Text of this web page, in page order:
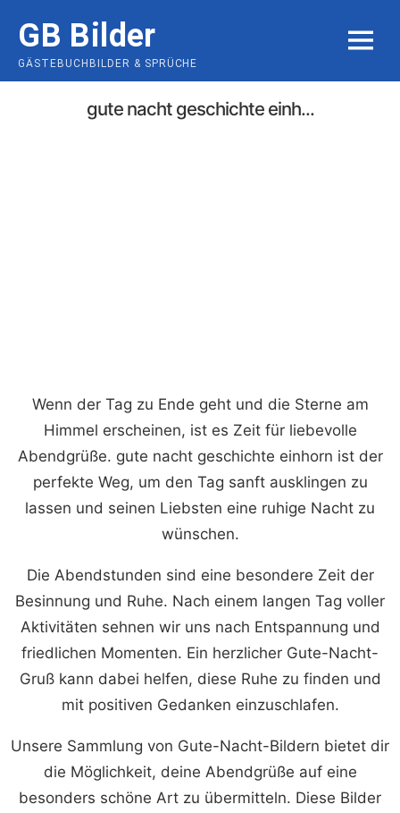
content
GB Bilder
GÄSTEBUCHBILDER & SPRÜCHE
MENU
gute nacht geschichte einh...
Wenn der Tag zu Ende geht und die Sterne am
Himmel erscheinen, ist es Zeit für liebevolle
Abendgrüße. gute nacht geschichte einhorn ist der
perfekte Weg, um den Tag sanft ausklingen zu
lassen und seinen Liebsten eine ruhige Nacht zu
wünschen.
Die Abendstunden sind eine besondere Zeit der
Besinnung und Ruhe. Nach einem langen Tag voller
Aktivitäten sehnen wir uns nach Entspannung und
friedlichen Momenten. Ein herzlicher Gute-Nacht-
Gruß kann dabei helfen, diese Ruhe zu finden und
mit positiven Gedanken einzuschlafen.
Unsere Sammlung von Gute-Nacht-Bildern bietet dir
die Möglichkeit, deine Abendgrüße auf eine
besonders schöne Art zu übermitteln. Diese Bilder